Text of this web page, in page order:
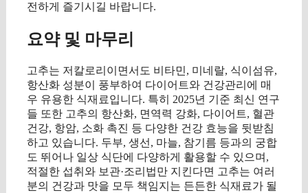
전하게 즐기시길 바랍니다.
요약 및 마무리
고추는 저칼로리이면서도 비타민, 미네랄, 식이섬유,
항산화 성분이 풍부하여 다이어트와 건강관리에 매
우 유용한 식재료입니다. 특히 2025년 기준 최신 연구
들 또한 고추의 항산화, 면역력 강화, 다이어트, 혈관
건강, 항암, 소화 촉진 등 다양한 건강 효능을 뒷받침
하고 있습니다. 두부, 생선, 마늘, 참기름 등과의 궁합
도 뛰어나 일상 식단에 다양하게 활용할 수 있으며,
적절한 섭취와 보관·조리법만 지킨다면 고추는 여러
분의 건강과 맛을 모두 책임지는 든든한 식재료가 될